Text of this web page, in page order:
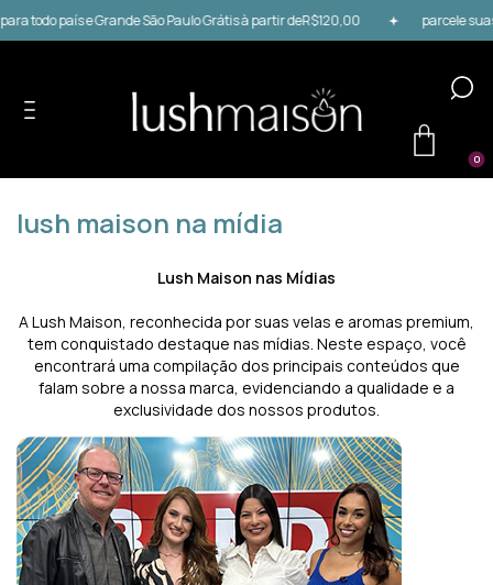
todo país e Grande São Paulo Grátis à partir deR$120,00 parcele
0
lush maison na mídia
Lush Maison nas Mídias
A Lush Maison, reconhecida por suas velas e aromas premium,
tem conquistado destaque nas mídias. Neste espaço, você
encontrará uma compilação dos principais conteúdos que
falam sobre a nossa marca, evidenciando a qualidade e a
exclusividade dos nossos produtos.